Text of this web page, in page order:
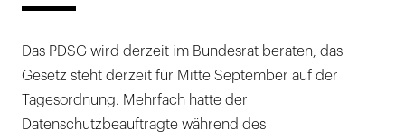
Das PDSG wird derzeit im Bundesrat beraten, das
Gesetz steht derzeit für Mitte September auf der
Tagesordnung. Mehrfach hatte der
Datenschutzbeauftragte während des